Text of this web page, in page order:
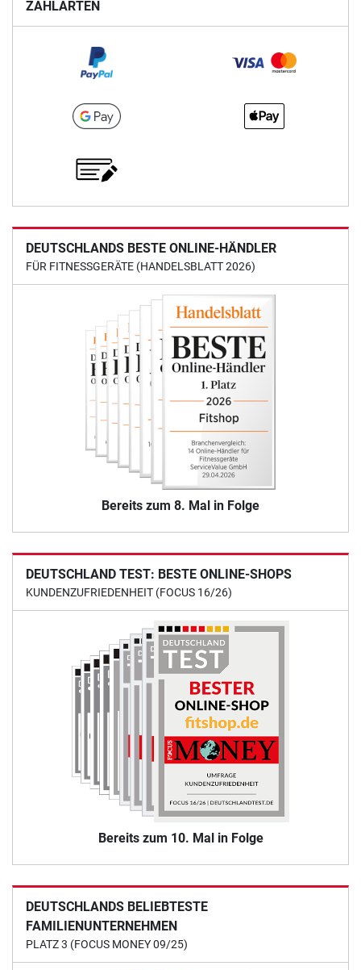
ZAHLARTEN
DEUTSCHLANDS BESTE ONLINE-HÄNDLER
FÜR FITNESSGERÄTE (HANDELSBLATT 2026)
Bereits zum 8. Mal in Folge
DEUTSCHLAND TEST: BESTE ONLINE-SHOPS
KUNDENZUFRIEDENHEIT (FOCUS 16/26)
Bereits zum 10. Mal in Folge
DEUTSCHLANDS BELIEBTESTE
FAMILIENUNTERNEHMEN
PLATZ 3 (FOCUS MONEY 09/25)